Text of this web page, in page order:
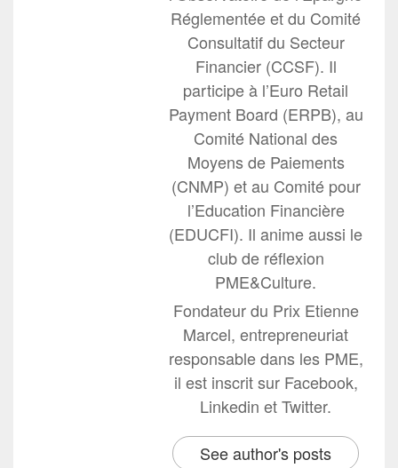
Réglementée et du Comité
Consultatif du Secteur
Financier (CCSF). Il
participe à l’Euro Retail
Payment Board (ERPB), au
Comité National des
Moyens de Paiements
(CNMP) et au Comité pour
l’Education Financière
(EDUCFI). Il anime aussi le
club de réflexion
PME&Culture.
Fondateur du Prix Etienne
Marcel, entrepreneuriat
responsable dans les PME,
il est inscrit sur Facebook,
Linkedin et Twitter.
See author's posts